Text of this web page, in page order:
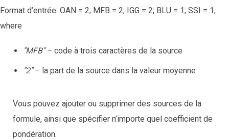
Format d’entrée: OAN = 2; MFB = 2; IGG = 2; BLU = 1; SSI = 1,
where
"MFB"– code à trois caractères de la source
"2"– la part de la source dans la valeur moyenne
Vous pouvez ajouter ou supprimer des sources de la
formule, ainsi que spécifier n’importe quel coefficient de
pondération.